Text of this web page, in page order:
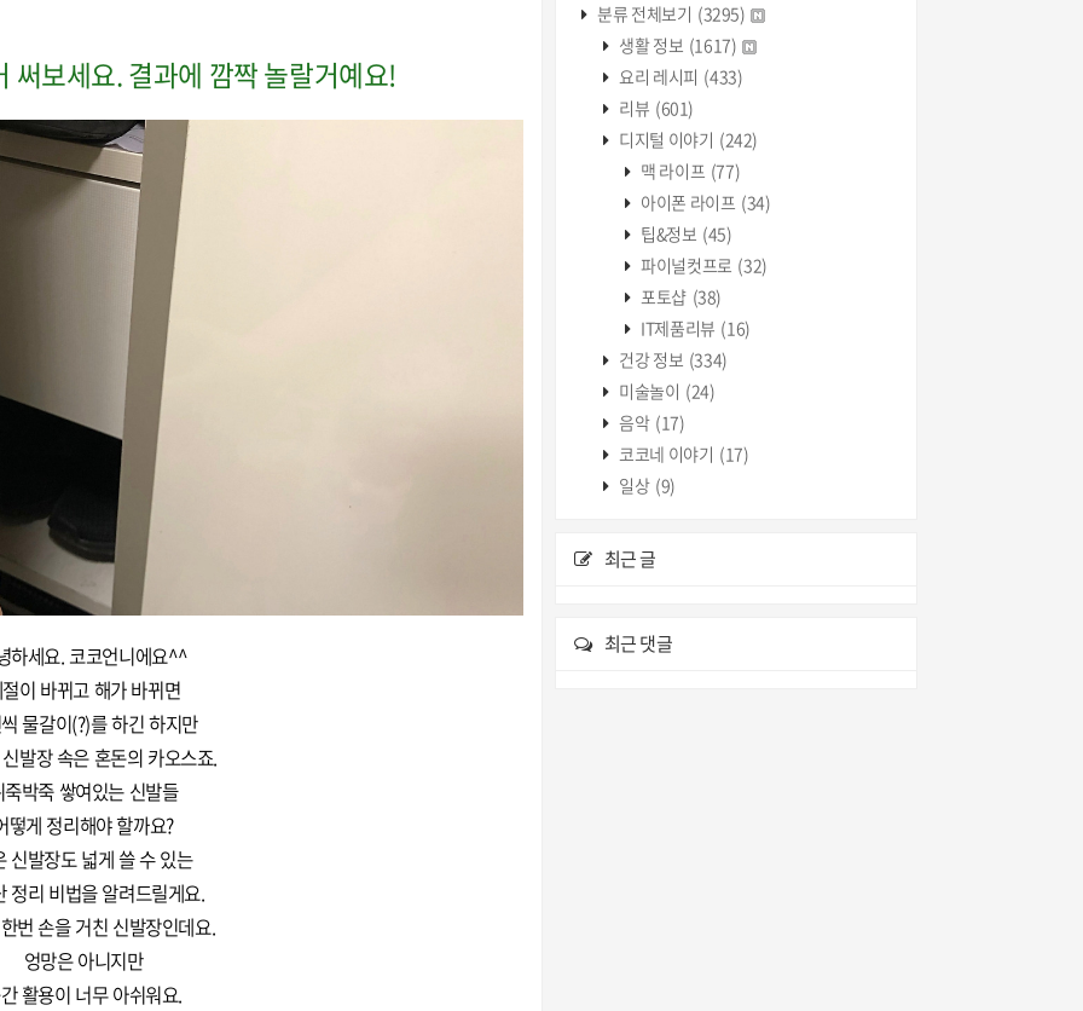
써보세요. 결과에 깜짝 놀랄거예요!
하세요. 코코언니에요^^
이 바뀌고 해가 바뀌면
물갈이(?)를 하긴 하지만
발장 속은 혼돈의 카오스죠.
죽박죽 쌓여있는 신발들
떻게 정리해야 할까요?
신발장도 넓게 쓸 수 있는
정리 비법을 알려드릴게요.
번 손을 거친 신발장인데요.
엉망은 아니지만
활용이 너무 아쉬워요.
분류 전체보기 (3295)
생활 정보 (1617)
요리 레시피 (433)
리뷰 (601)
디지털 이야기 (242)
맥 라이프 (77)
아이폰 라이프 (34)
팁&정보 (45)
파이널컷프로 (32)
포토샵 (38)
IT제품리뷰 (16)
건강 정보 (334)
미술놀이 (24)
음악 (17)
코코네 이야기 (17)
일상 (9)
최근 글
최근 댓글